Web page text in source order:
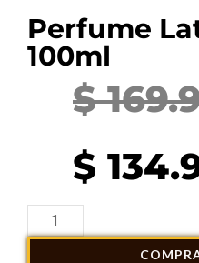
Perfume
100ml
$
$
Perfume
Lattafa